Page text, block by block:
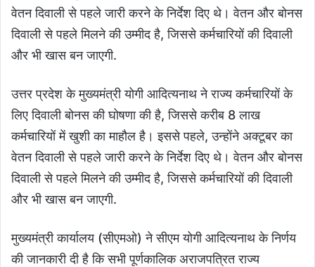
वेतन दिवाली से पहले जारी करने के निर्देश दिए थे। वेतन और बोनस
दिवाली से पहले मिलने की उम्मीद है, जिससे कर्मचारियों की दिवाली
और भी खास बन जाएगी.
उत्तर प्रदेश के मुख्यमंत्री योगी आदित्यनाथ ने राज्य कर्मचारियों के
लिए दिवाली बोनस की घोषणा की है, जिससे करीब 8 लाख
कर्मचारियों में खुशी का माहौल है। इससे पहले, उन्होंने अक्टूबर का
वेतन दिवाली से पहले जारी करने के निर्देश दिए थे। वेतन और बोनस
दिवाली से पहले मिलने की उम्मीद है, जिससे कर्मचारियों की दिवाली
और भी खास बन जाएगी.
मुख्यमंत्री कार्यालय (सीएमओ) ने सीएम योगी आदित्यनाथ के निर्णय
की जानकारी दी है कि सभी पूर्णकालिक अराजपत्रित राज्य